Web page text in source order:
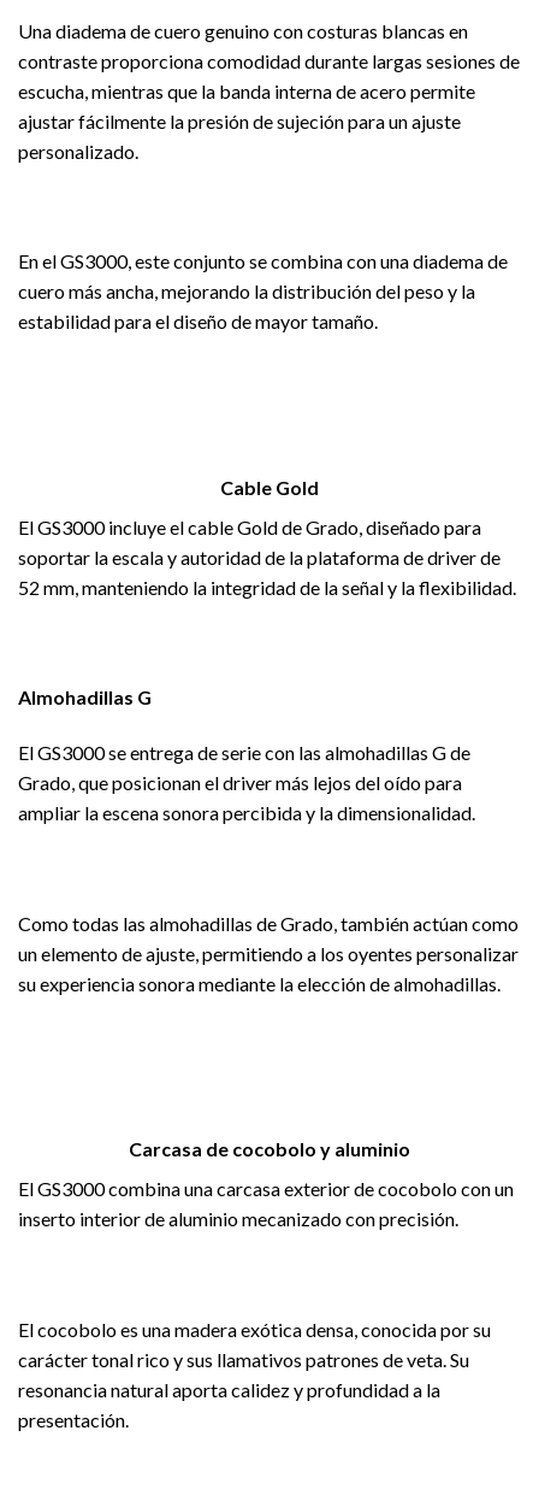
Una diadema de cuero genuino con costuras blancas en
contraste proporciona comodidad durante largas sesiones de
escucha, mientras que la banda interna de acero permite
ajustar fácilmente la presión de sujeción para un ajuste
personalizado.
En el GS3000, este conjunto se combina con una diadema de
cuero más ancha, mejorando la distribución del peso y la
estabilidad para el diseño de mayor tamaño.
Cable Gold
El GS3000 incluye el cable Gold de Grado, diseñado para
soportar la escala y autoridad de la plataforma de driver de
52 mm, manteniendo la integridad de la señal y la flexibilidad.
Almohadillas G
El GS3000 se entrega de serie con las almohadillas G de
Grado, que posicionan el driver más lejos del oído para
ampliar la escena sonora percibida y la dimensionalidad.
Como todas las almohadillas de Grado, también actúan como
un elemento de ajuste, permitiendo a los oyentes personalizar
su experiencia sonora mediante la elección de almohadillas.
Carcasa de cocobolo y aluminio
El GS3000 combina una carcasa exterior de cocobolo con un
inserto interior de aluminio mecanizado con precisión.
El cocobolo es una madera exótica densa, conocida por su
carácter tonal rico y sus llamativos patrones de veta. Su
resonancia natural aporta calidez y profundidad a la
presentación.